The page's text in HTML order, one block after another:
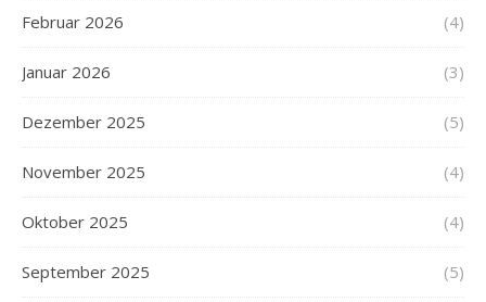
Februar 2026 (4)
Januar 2026 (3)
Dezember 2025 (5)
November 2025 (4)
Oktober 2025 (4)
September 2025 (5)